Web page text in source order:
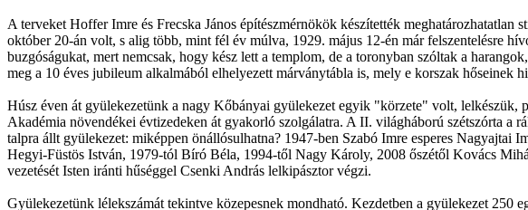
A terveket Hoffer Imre és Frecska János építészmérnökök készítették
október 20-án volt, s alig több, mint fél év múlva, 1929. május 12-én már felszentelésre
buzgóságukat, mert nemcsak, hogy kész lett a templom, de a toronyban szóltak a
meg a 10 éves jubileum alkalmából elhelyezett márványtábla is, mely e korszak hőseinek
Húsz éven át gyülekezetünk a nagy Kőbányai gyülekezet egyik "körzete" volt, lelkészük,
Akadémia növendékei évtizedeken át gyakorló szolgálatra. A II. világháború szétszórta a
talpra állt gyülekezet: miképpen önállósulhatna? 1947-ben Szabó Imre esperes Nagyajtai
Hegyi-Füstös István, 1979-tól Bíró Béla, 1994-től Nagy Károly, 2008 őszétől Kovács
vezetését Isten iránti hűséggel Csenki András lelkipásztor végzi.
Gyülekezetünk lélekszámát tekintve közepesnek mondható. Kezdetben a gyülekezet 250